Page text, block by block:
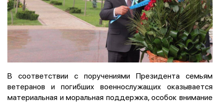
В соответствии с поручениями Президента семьям
ветеранов и погибших военнослужащих оказывается
материальная и моральная поддержка, особок внимание